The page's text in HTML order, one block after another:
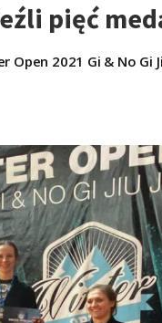
pięć
2021 Gi & No Gi